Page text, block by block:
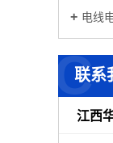
电线
联系
C
江西